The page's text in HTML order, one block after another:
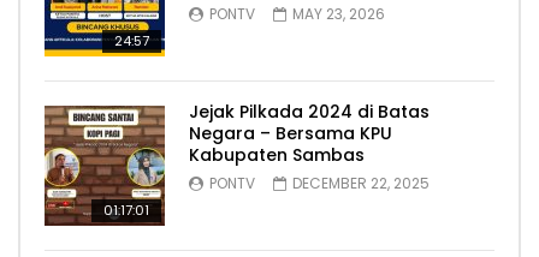
24:57
PONTV MAY 23, 2026
01:17:01
Jejak Pilkada 2024 di Batas
Negara – Bersama KPU
Kabupaten Sambas
PONTV DECEMBER 22, 2025